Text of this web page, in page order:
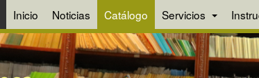
Inicio Noticias Catálogo Servicios